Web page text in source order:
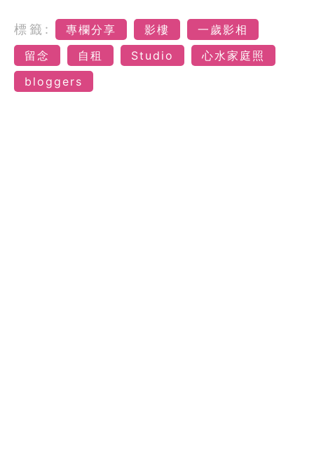
標籤: 專欄分享 影樓
一歲影相
留念
自租 Studio
心水家庭照
bloggers